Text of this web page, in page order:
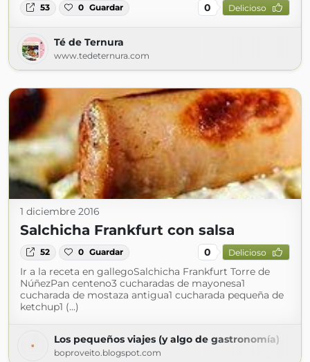
53 0 Guardar 0 Delicioso
Té de Ternura
www.tedeternura.com
1 diciembre 2016
Salchicha Frankfurt con salsa
52 0 Guardar 0 Delicioso
Ir a la receta en gallegoSalchicha Frankfurt Torre de
NúñezPan centeno3 cucharadas de mayonesa1
cucharada de mostaza antigua1 cucharada pequeña de
ketchup1 (...)
Los pequeños viajes (y algo de gastronomía)
boproveito.blogspot.com